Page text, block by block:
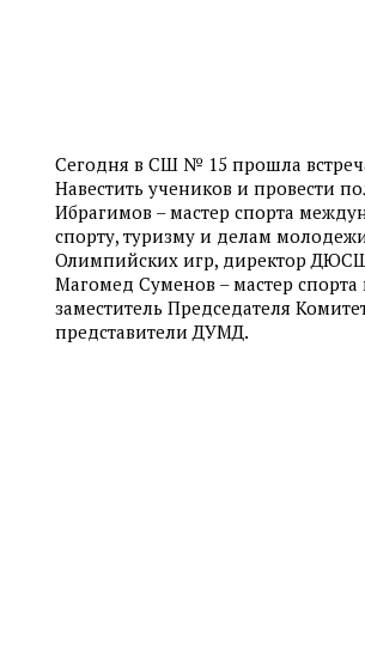
Сегодня в СШ № 15 прошла
Навестить учеников и провести
Ибрагимов – мастер спорта
спорту, туризму и делам
Олимпийских игр, директор
Магомед Суменов – мастер
заместитель Председателя
представители ДУМД.